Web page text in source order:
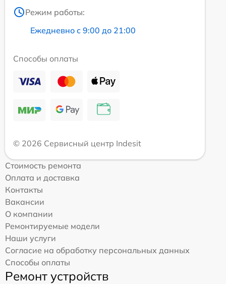
Режим работы:
Ежедневно с 9:00 до 21:00
Способы оплаты
© 2026 Сервисный центр Indesit
Стоимость ремонта
Оплата и доставка
Контакты
Вакансии
О компании
Ремонтируемые модели
Наши услуги
Согласие на обработку персональных данных
Способы оплаты
Ремонт устройств